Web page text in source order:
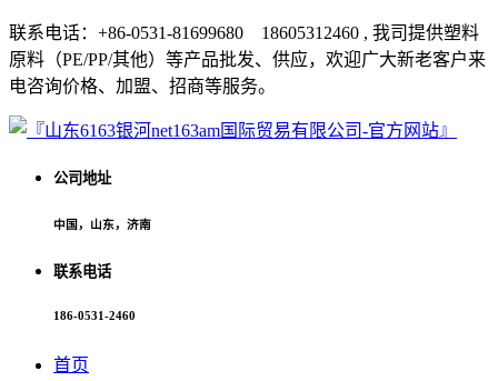
联系电话：+86-0531-81699680 18605312460 , 我司提供塑料
原料（PE/PP/其他）等产品批发、供应，欢迎广大新老客户来
电咨询价格、加盟、招商等服务。
公司地址
中国，山东，济南
联系电话
186-0531-2460
首页